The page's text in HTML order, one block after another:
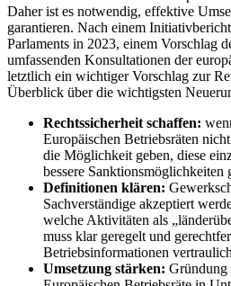
Daher ist es notwendig, effektive
garantieren. Nach einem
Parlaments in 2023, einem Vorschlag
umfassenden Konsultationen der
letztlich ein wichtiger Vorschlag zur
Überblick über die wichtigsten
Rechtssicherheit schaffen:
Europäischen Betriebsräten
die Möglichkeit geben, diese
bessere Sanktionsmöglichkeiten
Definitionen klären:
Sachverständige akzeptiert
welche Aktivitäten als
muss klar geregelt und
Betriebsinformationen
Umsetzung stärken: